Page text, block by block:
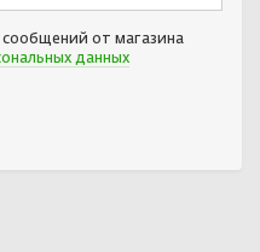
сообщений от магазина
данных